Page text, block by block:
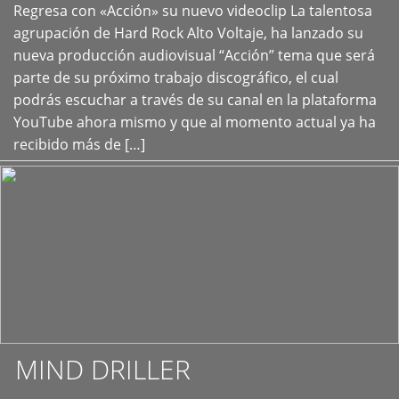
Regresa con «Acción» su nuevo videoclip La talentosa
agrupación de Hard Rock Alto Voltaje, ha lanzado su
nueva producción audiovisual “Acción” tema que será
parte de su próximo trabajo discográfico, el cual
podrás escuchar a través de su canal en la plataforma
YouTube ahora mismo y que al momento actual ya ha
recibido más de […]
+
MIND DRILLER